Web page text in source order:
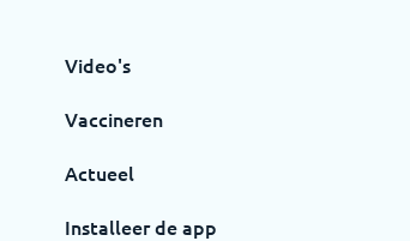
Video's
Vaccineren
Actueel
Installeer de app